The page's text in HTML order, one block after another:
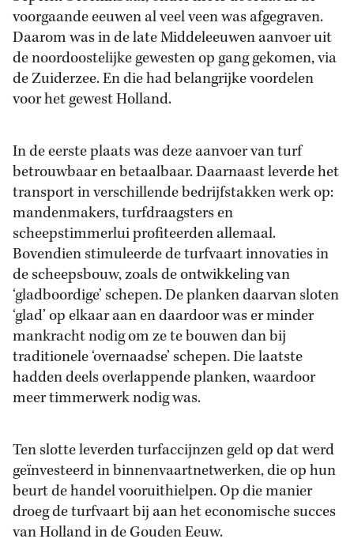
voorgaande eeuwen al veel veen was afgegraven.
Daarom was in de late Middeleeuwen aanvoer uit
de noordoostelijke gewesten op gang gekomen, via
de Zuiderzee. En die had belangrijke voordelen
voor het gewest Holland.
In de eerste plaats was deze aanvoer van turf
betrouwbaar en betaalbaar. Daarnaast leverde het
transport in verschillende bedrijfstakken werk op:
mandenmakers, turfdraagsters en
scheepstimmerlui profiteerden allemaal.
Bovendien stimuleerde de turfvaart innovaties in
de scheepsbouw, zoals de ontwikkeling van
‘gladboordige’ schepen. De planken daarvan sloten
‘glad’ op elkaar aan en daardoor was er minder
mankracht nodig om ze te bouwen dan bij
traditionele ‘overnaadse’ schepen. Die laatste
hadden deels overlappende planken, waardoor
meer timmerwerk nodig was.
Ten slotte leverden turfaccijnzen geld op dat werd
geïnvesteerd in binnenvaartnetwerken, die op hun
beurt de handel vooruithielpen. Op die manier
droeg de turfvaart bij aan het economische succes
van Holland in de Gouden Eeuw.